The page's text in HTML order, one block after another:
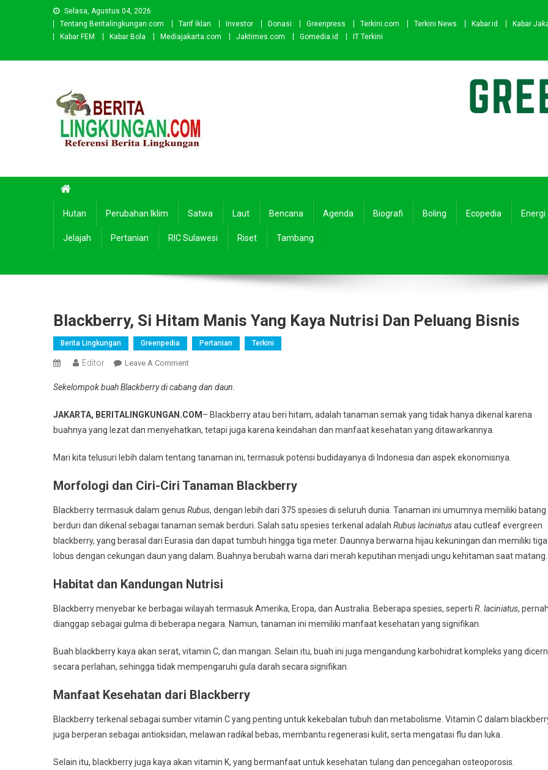
Selasa, Agustus 04, 2026
Tentang Beritalingkungan.com
Tarif Iklan Investor Donasi Greenpress Terkini.com Terkini News Kabar.id
Kabar
Kabar FEM
Kabar Bola Mediajakarta.com Jaktimes.com Gomedia.id IT Terkini
Hutan Perubahan Iklim Satwa Laut Bencana Agenda Biografi Boling Ecopedia Energi
Jelajah Pertanian RIC Sulawesi Riset Tambang
Blackberry, Si Hitam Manis Yang Kaya Nutrisi Dan Peluang Bisnis
Berita Lingkungan Greenpedia Pertanian Terkini
Editor Leave A CommentOn
Si
Manis
Yang
Nutrisi
Peluang
Sekelompok buah Blackberry di cabang dan daun.
JAKARTA, BERITALINGKUNGAN.COM – Blackberry atau beri hitam, adalah tanaman semak yang tidak hanya dikenal karena
buahnya yang lezat dan menyehatkan, tetapi juga karena keindahan dan manfaat kesehatan yang ditawarkannya.
Mari kita telusuri lebih dalam tentang tanaman ini, termasuk potensi budidayanya di Indonesia dan aspek ekonomisnya.
Morfologi dan Ciri-Ciri Tanaman Blackberry
Blackberry termasuk dalam genus Rubus, dengan lebih dari 375 spesies di seluruh dunia. Tanaman ini umumnya memiliki batang
berduri dan dikenal sebagai tanaman semak berduri. Salah satu spesies terkenal adalah Rubus laciniatusatau cutleaf evergreen
blackberry, yang berasal dari Eurasia dan dapat tumbuh hingga tiga meter. Daunnya berwarna hijau kekuningan dan memiliki tiga
lobus dengan cekungan daun yang dalam. Buahnya berubah warna dari merah keputihan menjadi ungu kehitaman saat matang.
Habitat dan Kandungan Nutrisi
Blackberry menyebar ke berbagai wilayah termasuk Amerika, Eropa, dan Australia. Beberapa spesies, seperti R. laciniatus,
dianggap sebagai gulma di beberapa negara. Namun, tanaman ini memiliki manfaat kesehatan yang signifikan.
Buah blackberry kaya akan serat, vitamin C, dan mangan. Selain itu, buah ini juga mengandung karbohidrat kompleks yang
secara perlahan, sehingga tidak mempengaruhi gula darah secara signifikan.
Manfaat Kesehatan dari Blackberry
Blackberry terkenal sebagai sumber vitamin C yang penting untuk kekebalan tubuh dan metabolisme. Vitamin C dalam
juga berperan sebagai antioksidan, melawan radikal bebas, membantu regenerasi kulit, serta mengatasi flu dan luka.
Selain itu, blackberry juga kaya akan vitamin K, yang bermanfaat untuk kesehatan tulang dan pencegahan osteoporosis.